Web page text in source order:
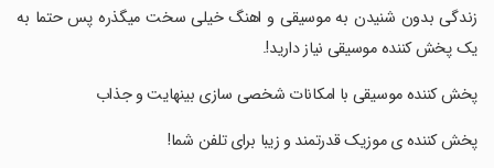
‏زندگی بدون شنیدن به موسیقی و اهنگ خیلی سخت میگذره پس حتما به
یک پخش کننده موسیقی نیاز دارید!.
‏پخش کننده موسیقی با امکانات شخصی سازی بینهایت و جذاب
‏پخش کننده ی موزیک قدرتمند و زیبا برای تلفن شما!